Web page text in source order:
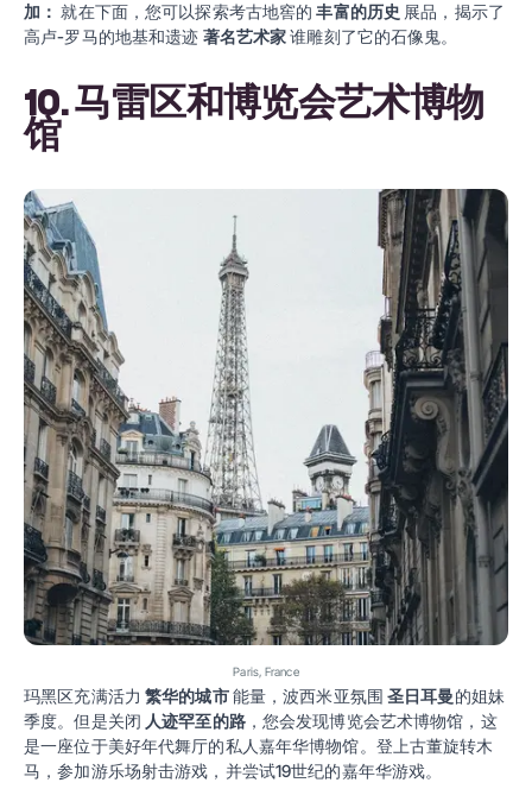
加： 就在下面，您可以探索考古地窖的丰富的历史 展品，揭示了
高卢-罗马的地基和遗迹 著名艺术家谁雕刻了它的石像鬼。
10. 马雷区和博览会艺术博物
馆
Paris, France
玛黑区充满活力繁华的城市能量，波西米亚氛围圣日耳曼的姐妹
季度。但是关闭 人迹罕至的路，您会发现博览会艺术博物馆，这
是一座位于美好年代舞厅的私人嘉年华博物馆。登上古董旋转木
马，参加游乐场射击游戏，并尝试19世纪的嘉年华游戏。